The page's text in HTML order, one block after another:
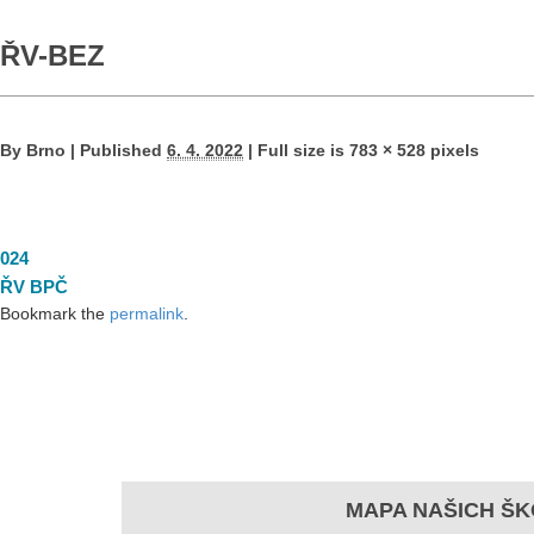
ŘV-BEZ
By Brno | Published 6. 4. 2022 | Full size is 783 × 528 pixels
024
ŘV BPČ
Bookmark the permalink
MAPA NAŠICH